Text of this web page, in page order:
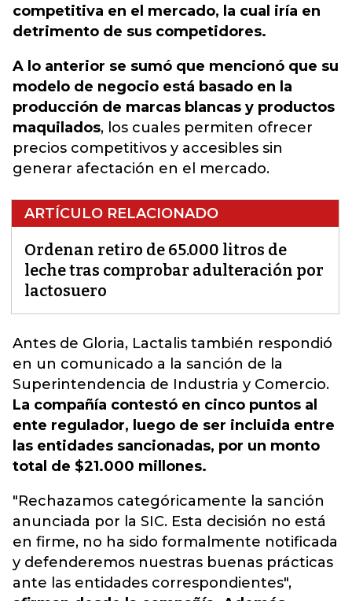
competitiva en el mercado, la cual iría en
detrimento de sus competidores.
A lo anterior se sumó que mencionó que su
modelo de negocio está basado en la
producción de marcas blancas y productos
maquilados, los cuales permiten ofrecer
precios competitivos y accesibles sin
generar afectación en el mercado.
ARTÍCULO RELACIONADO
Ordenan retiro de 65.000 litros de
leche tras comprobar adulteración por
lactosuero
Antes de Gloria, Lactalis también respondió
en un comunicado a la sanción de la
Superintendencia de Industria y Comercio.
La compañía contestó en cinco puntos al
ente regulador, luego de ser incluida entre
las entidades sancionadas, por un monto
total de $21.000 millones.
"Rechazamos categóricamente la sanción
anunciada por la SIC. Esta decisión no está
en firme, no ha sido formalmente notificada
y defenderemos nuestras buenas prácticas
ante las entidades correspondientes",